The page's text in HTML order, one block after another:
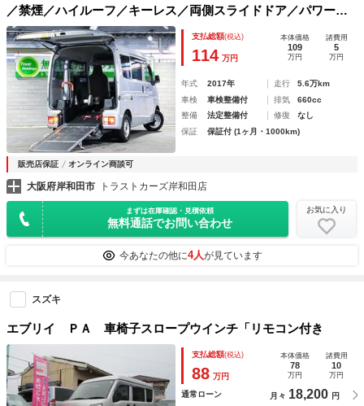
／禁煙／ハイルーフ／キーレス／両側スライドドア／パワーウ
インドウ／
支払総額(税込)
114 万円
本体価格
109
万円
諸費用
5
万円
年式 2017年 走行
5.6万km
車検
車検整備付 排気
660cc
整備
法定整備付 修復
なし
保証
保証付 (1ヶ月・1000km)
販売店保証 オンライン商談可
大阪府岸和田市 トラストカーズ岸和田店
まずは在庫確認・見積依頼
無料通話でお問い合わせ
お気に入り
今あなたの他に4人が見ています
スズキ
エブリイ ＰＡ 車椅子スロープウインチ「リモコン付き
支払総額(税込)
88 万円
本体価格
78
万円
諸費用
10
万円
通常ローン 月々 18,200 円